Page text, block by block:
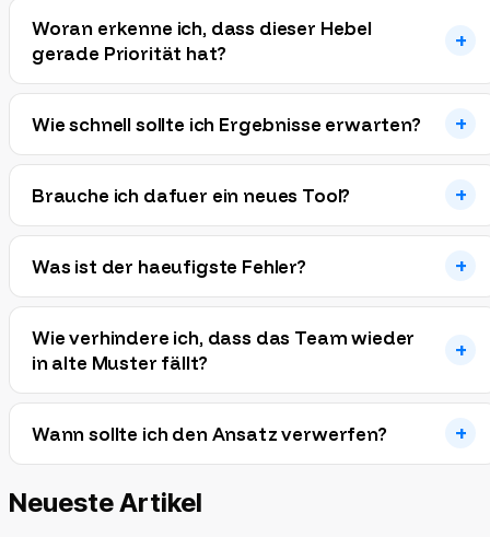
Woran erkenne ich, dass dieser Hebel
gerade Priorität hat?
Wie schnell sollte ich Ergebnisse erwarten?
Brauche ich dafuer ein neues Tool?
Was ist der haeufigste Fehler?
Wie verhindere ich, dass das Team wieder
in alte Muster fällt?
Wann sollte ich den Ansatz verwerfen?
Neueste Artikel